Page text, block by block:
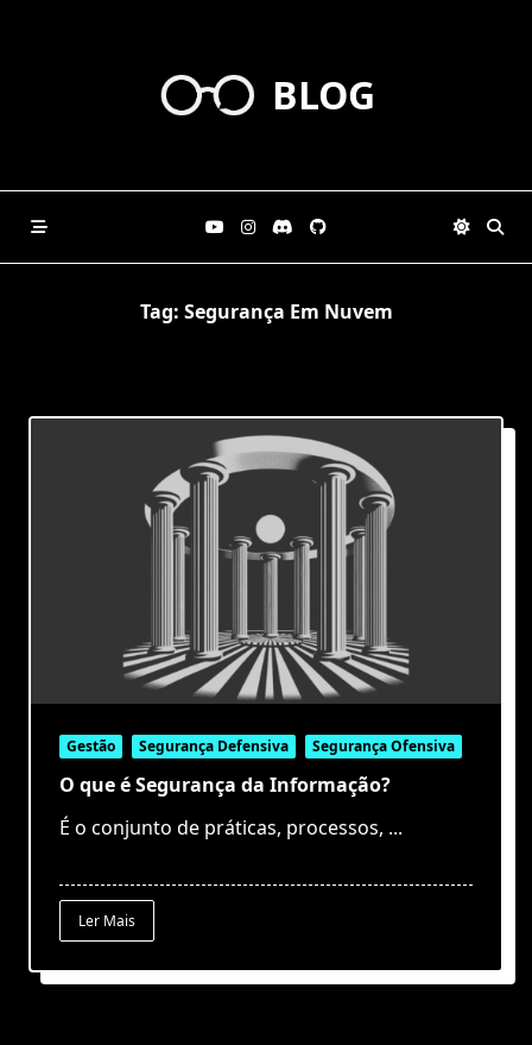
BLOG
Tag: Segurança Em Nuvem
Gestão Segurança Defensiva Segurança Ofensiva
O que é Segurança da Informação?
É o conjunto de práticas, processos, ...
Ler Mais